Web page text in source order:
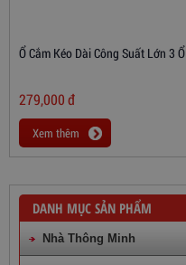
Ổ Cắm Kéo Dài Công Suất Lớn 3 Ổ
279,000đ
Xem thêm
DANH MỤC SẢN PHẨM
Nhà Thông Minh